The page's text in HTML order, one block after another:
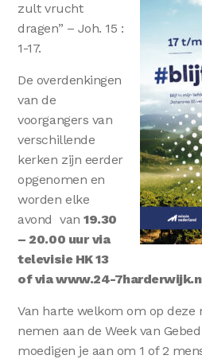
zult vrucht
dragen” – Joh. 15 :
1-17.
De overdenkingen
van de
voorgangers van
verschillende
kerken zijn eerder
opgenomen en
worden elke
avond van19.30
– 20.00 uur via
televisie HK 13
of via www.24-
Van harte welkom om op deze
nemen aan de Week van
moedigen je aan om 1 of 2